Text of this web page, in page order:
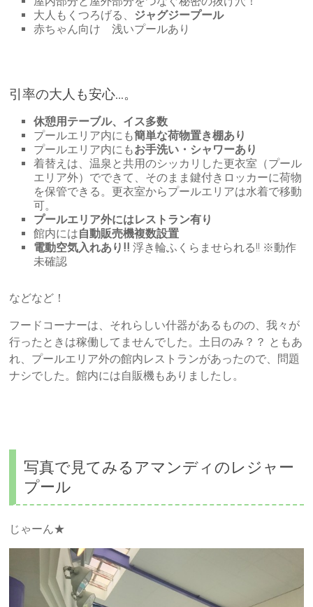
大人もくつろげる、 ジャグジープール
赤ちゃん向け 浅いプールあり
引率の大人も安心…。
休憩用テーブル、イス多数
プールエリア内にも簡単な荷物置き棚あり
プールエリア内にもお手洗い・シャワーあり
着替えは、温泉と共用のシッカリした更衣室（プール
エリア外）でできて、そのまま鍵付きロッカーに荷物
を保管できる。更衣室からプールエリアは水着で移動
可。
プールエリア外にはレストラン有り
館内には自動販売機複数設置
電動空気入れあり!! 浮き輪ふくらませられる!! ※動作
未確認
などなど！
フードコーナーは、それらしい什器があるものの、我々が
行ったときは稼働してませんでした。土日のみ？？ ともあ
れ、プールエリア外の館内レストランがあったので、問題
ナシでした。館内には自販機もありましたし。
写真で見てみるアマンディのレジャー
プール
じゃーん★